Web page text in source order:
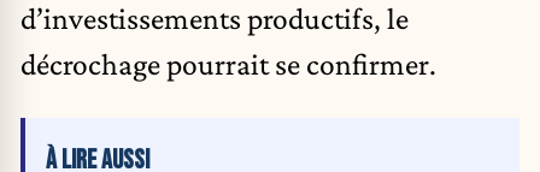
d’investissements productifs, le
décrochage pourrait se confirmer.
À LIRE AUSSI